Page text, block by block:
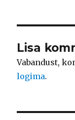
Lisa
Vabandust,
logima.